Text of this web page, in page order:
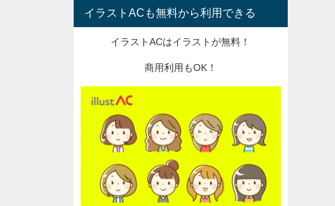
イラストACも無料から利用できる
イラストACはイラストが無料！
商用利用もOK！